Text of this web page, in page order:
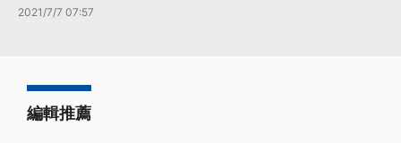
2021/7/7 07:57
編輯推薦